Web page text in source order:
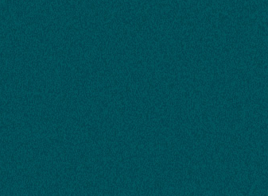
des motos Austral.